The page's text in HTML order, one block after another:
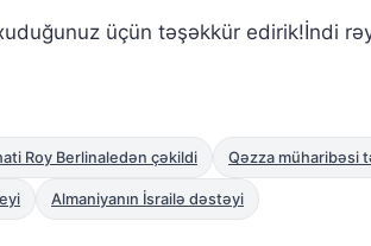
üçün təşəkkür edirik!İndi
Roy Berlinaledən çəkildi Qəzza müharibəsi
Almaniyanın İsrailə dəstəyi